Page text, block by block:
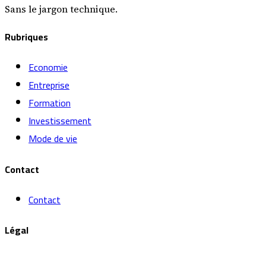
Sans le jargon technique.
Rubriques
Economie
Entreprise
Formation
Investissement
Mode de vie
Contact
Contact
Légal